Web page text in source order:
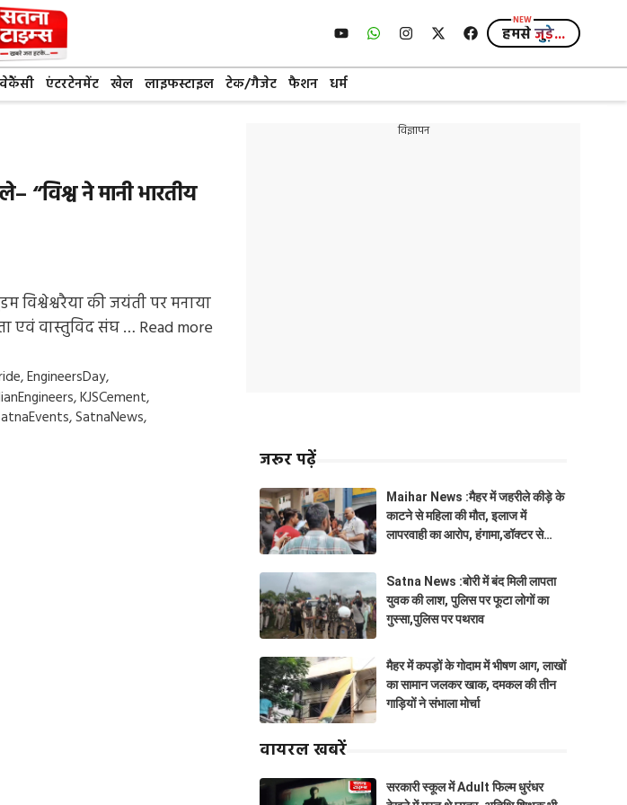
हमसेजुड़े...
एंटरटेनमेंट खेल लाइफस्टाइल टेक/गैजेट फैशन धर्म
“विश्व ने मानी भारतीय
विश्वेश्वरैया की जयंती पर मनाया
एवं वास्तुविद संघ … Read more
,EngineersDay,
,KJSCement,
,SatnaNews,
विज्ञापन
जरूर पढ़ें
Maihar News :मैहर में जहरीले कीड़े के
काटने से महिला की मौत, इलाज में
लापरवाही का आरोप, हंगामा,डॉक्टर से
Satna News :बोरी में बंद मिली लापता
युवक की लाश, पुलिस पर फूटा लोगों का
गुस्सा,पुलिस पर पथराव
मैहर में कपड़ों के गोदाम में भीषण आग, लाखों
का सामान जलकर खाक, दमकल की तीन
गाड़ियों ने संभाला मोर्चा
वायरल खबरें
सरकारी स्कूल में Adult फिल्म धुरंधर